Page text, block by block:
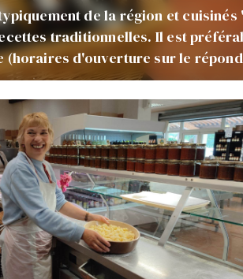
de la région et cuisinés
traditionnelles. Il est
(horaires d'ouverture sur le